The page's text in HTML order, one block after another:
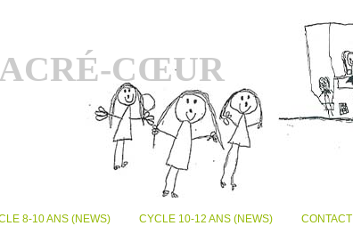
CŒUR
8-10 ANS (NEWS) CYCLE 10-12 ANS (NEWS) CONTACT